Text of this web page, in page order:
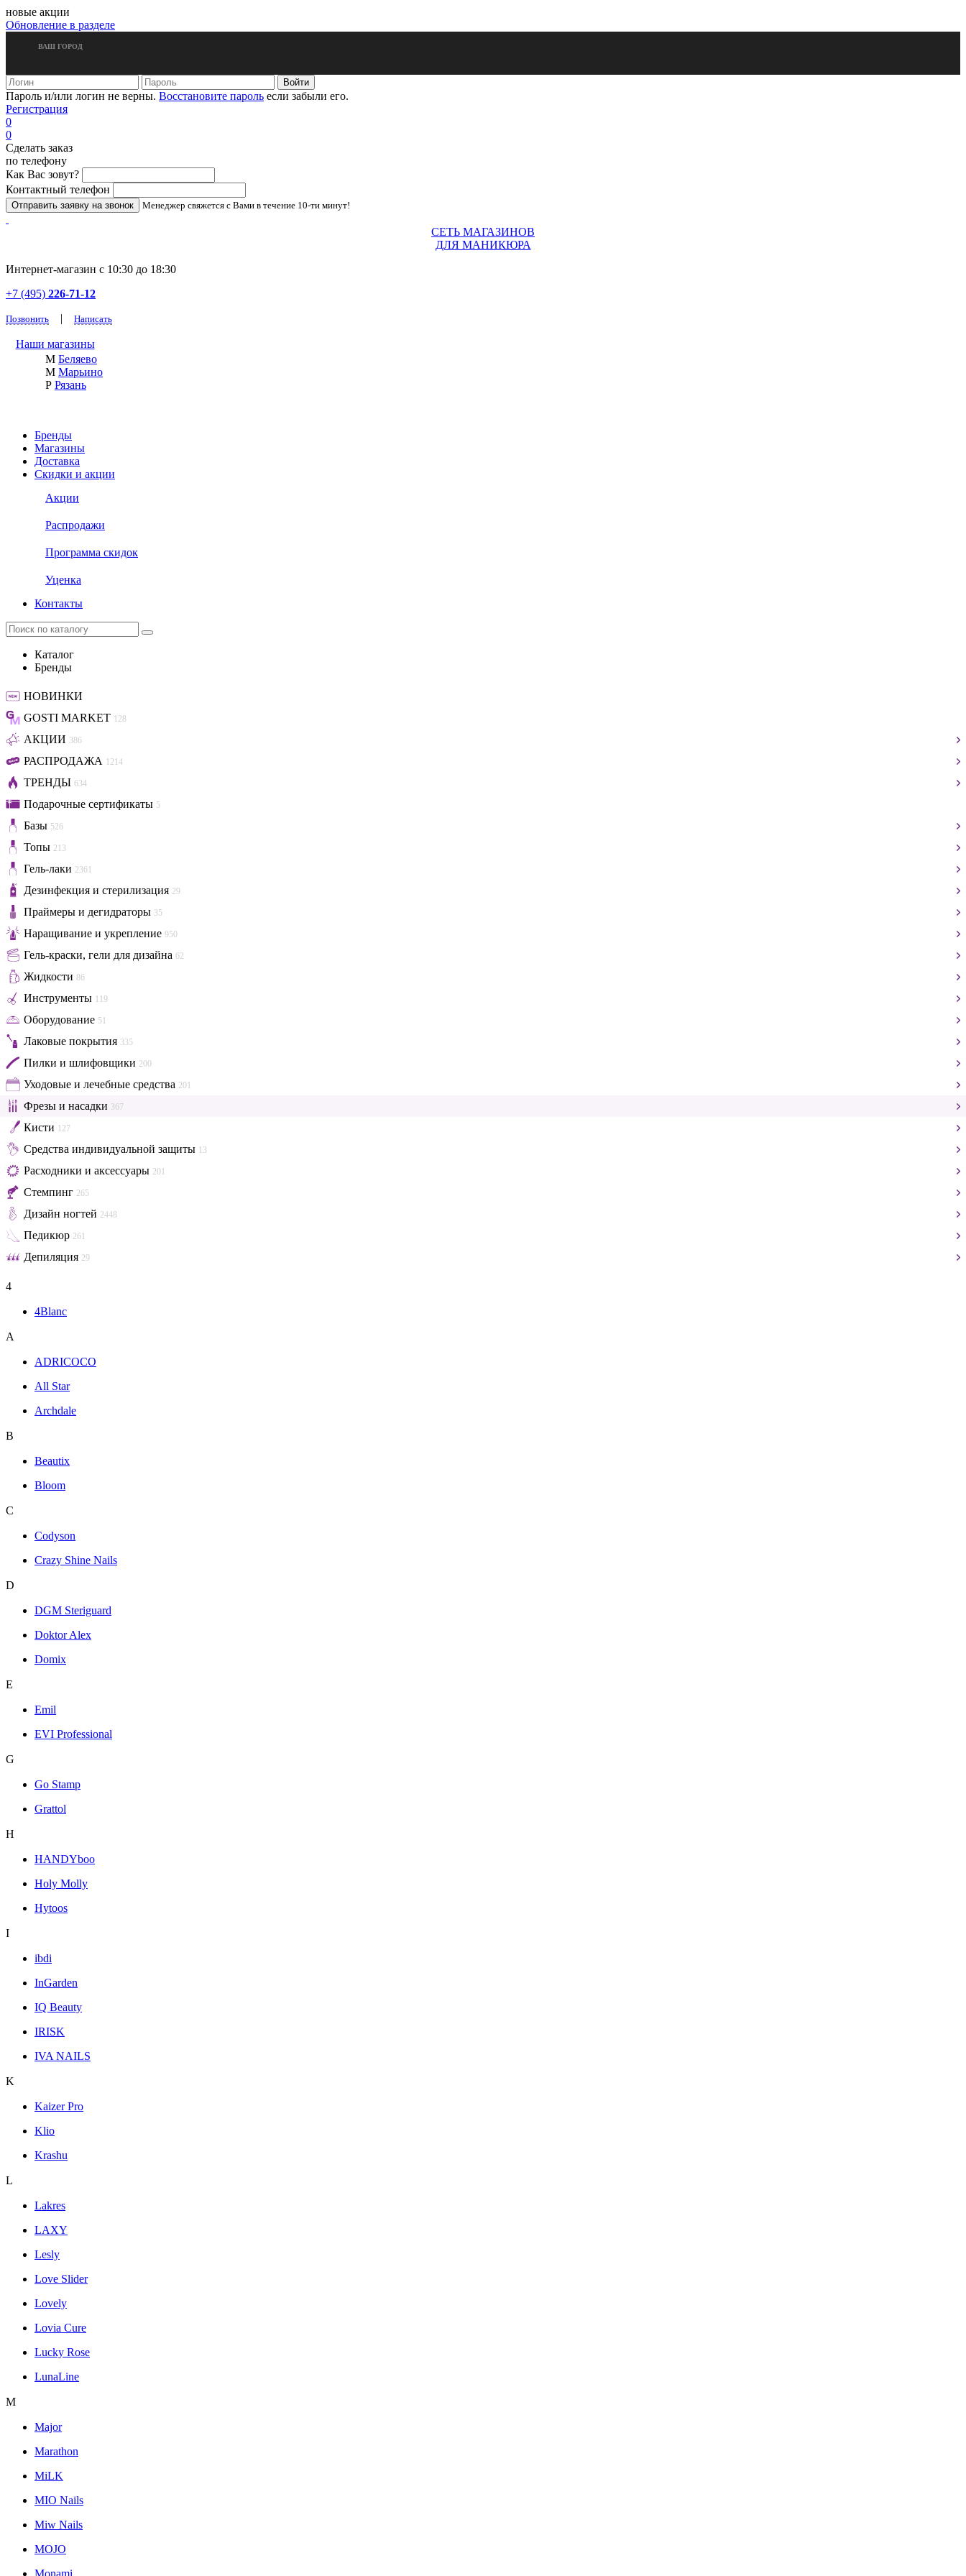
новые акции
Обновление в разделе
ВАШ ГОРОД
Пароль и/или логин не верны. Восстановите пароль если забыли его.
Регистрация
0
0
Сделать заказ
по телефону
Как Вас зовут?
Контактный телефон
Менеджер свяжется с Вами в течение 10-ти минут!
СЕТЬ МАГАЗИНОВ
ДЛЯ МАНИКЮРА
Интернет-магазин с 10:30 до 18:30
+7 (495) 226-71-12
Позвонить | Написать
Наши магазины
М Беляево
М Марьино
Р Рязань
Бренды
Магазины
Доставка
Скидки и акции
Акции
Распродажи
Программа скидок
Уценка
Контакты
Каталог
Бренды
НОВИНКИ
GOSTI MARKET 128
АКЦИИ 386
РАСПРОДАЖА 1214
ТРЕНДЫ 634
Подарочные сертификаты 5
Базы 526
Топы 213
Гель-лаки 2361
Дезинфекция и стерилизация 29
Праймеры и дегидраторы 35
Наращивание и укрепление 950
Гель-краски, гели для дизайна 62
Жидкости 86
Инструменты 119
Оборудование 51
Лаковые покрытия 335
Пилки и шлифовщики 200
Уходовые и лечебные средства 201
Фрезы и насадки 367
Кисти 127
Средства индивидуальной защиты 13
Расходники и аксессуары 201
Стемпинг 265
Дизайн ногтей 2448
Педикюр 261
Депиляция 29
4
4Blanc
A
ADRICOCO
All Star
Archdale
B
Beautix
Bloom
C
Codyson
Crazy Shine Nails
D
DGM Steriguard
Doktor Alex
Domix
E
Emil
EVI Professional
G
Go Stamp
Grattol
H
HANDYboo
Holy Molly
Hytoos
I
ibdi
InGarden
IQ Beauty
IRISK
IVA NAILS
K
Kaizer Pro
Klio
Krashu
L
Lakres
LAXY
Lesly
Love Slider
Lovely
Lovia Cure
Lucky Rose
LunaLine
M
Major
Marathon
MiLK
MIO Nails
Miw Nails
MOJO
Monami